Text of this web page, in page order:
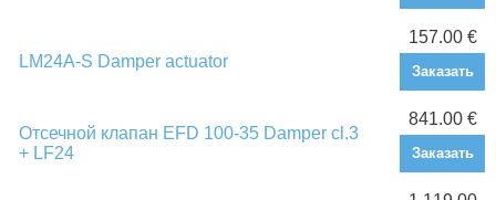
LM24A-S Damper actuator
157.00 €
Заказать
Отсечной клапан EFD 100-35 Damper cl.3
+ LF24
841.00 €
Заказать